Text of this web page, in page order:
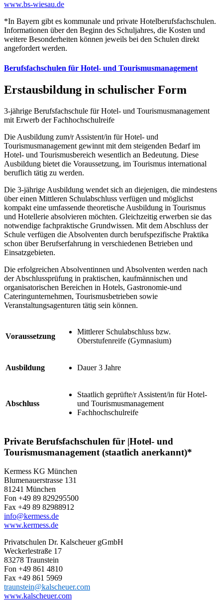
www.bs-wiesau.de
*In Bayern gibt es kommunale und private Hotelberufsfachschulen.
Informationen über den Beginn des Schuljahres, die Kosten und
weitere Besonderheiten können jeweils bei den Schulen direkt
angefordert werden.
Berufsfachschulen für Hotel- und Tourismusmanagement
Erstausbildung in schulischer Form
3-jährige Berufsfachschule für Hotel- und Tourismusmanagement
mit Erwerb der Fachhochschulreife
Die Ausbildung zum/r Assistent/in für Hotel- und
Tourismusmanagement gewinnt mit dem steigenden Bedarf im
Hotel- und Tourismusbereich wesentlich an Bedeutung. Diese
Ausbildung bietet die Voraussetzung, im Tourismus international
beruflich tätig zu werden.
Die 3-jährige Ausbildung wendet sich an diejenigen, die mindestens
über einen Mittleren Schulabschluss verfügen und möglichst
kompakt eine umfassende theoretische Ausbildung in Tourismus
und Hotellerie absolvieren möchten. Gleichzeitig erwerben sie das
notwendige fachpraktische Grundwissen. Mit dem Abschluss der
Schule verfügen die Absolventen durch berufspezifische Praktika
schon über Berufserfahrung in verschiedenen Betrieben und
Einsatzgebieten.
Die erfolgreichen Absolventinnen und Absolventen werden nach
der Abschlussprüfung in praktischen, kaufmännischen und
organisatorischen Bereichen in Hotels, Gastronomie-und
Cateringunternehmen, Tourismusbetrieben sowie
Veranstaltungsagenturen tätig sein können.
Voraussetzung
Mittlerer Schulabschluss bzw.
Oberstufenreife (Gymnasium)
Ausbildung Dauer 3 Jahre
Abschluss
Staatlich geprüfte/r Assistent/in für Hotel-
und Tourismusmanagement
Fachhochschulreife
Private Berufsfachschulen für |Hotel- und
Tourismusmanagement (staatlich anerkannt)*
Kermess KG München
Blumenauerstrasse 131
81241 München
Fon +49 89 829295500
Fax +49 89 82988912
info@kermess.de
www.kermess.de
Privatschulen Dr. Kalscheuer gGmbH
Weckerlestraße 17
83278 Traunstein
Fon +49 861 4810
Fax +49 861 5969
traunstein@kalscheuer.com
www.kalscheuer.com